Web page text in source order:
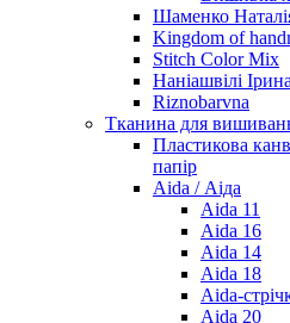
Шаменко
Kingdom of
Stitch Color Mix
Наніашвілі Ірина
Riznobarvna
Тканина для
Пластикова
папір
Aida / Аіда
Aida 11
Aida 16
Aida 14
Aida 18
Aida-
Aida 20